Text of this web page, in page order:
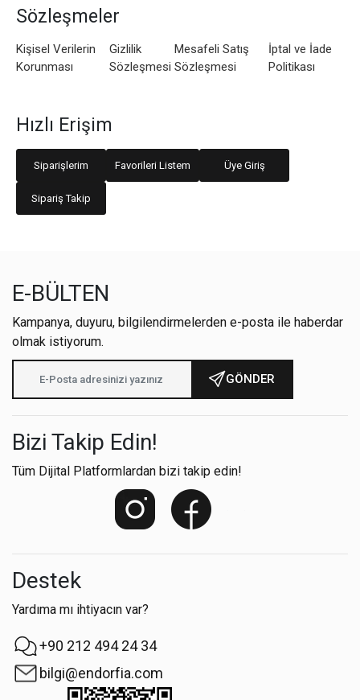
Sözleşmeler
Kişisel Verilerin
Korunması
Gizlilik
Sözleşmesi
Mesafeli Satış
Sözleşmesi
İptal ve İade
Politikası
Hızlı Erişim
Siparişlerim Favorileri Listem Üye Giriş
Sipariş Takip
E-BÜLTEN
Kampanya, duyuru, bilgilendirmelerden e-posta ile haberdar
olmak istiyorum.
GÖNDER
Bizi Takip Edin!
Tüm Dijital Platformlardan bizi takip edin!
Destek
Yardıma mı ihtiyacın var?
+90 212 494 24 34
bilgi@endorfia.com